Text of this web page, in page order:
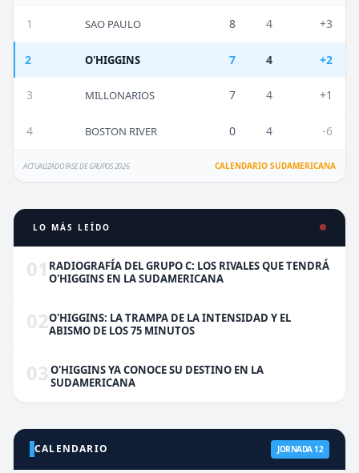
1 SAO PAULO 8 4 +3
2 O'HIGGINS 7 4 +2
3 MILLONARIOS 7 4 +1
4 BOSTON RIVER 0 4 -6
ACTUALIZADO FASE DE GRUPOS 2026 CALENDARIO SUDAMERICANA
LO MÁS LEÍDO
01 RADIOGRAFÍA DEL GRUPO C: LOS RIVALES QUE TENDRÁ
O'HIGGINS EN LA SUDAMERICANA
02O'HIGGINS: LA TRAMPA DE LA INTENSIDAD Y EL
ABISMO DE LOS 75 MINUTOS
03 O'HIGGINS YA CONOCE SU DESTINO EN LA
SUDAMERICANA
CALENDARIO JORNADA 12